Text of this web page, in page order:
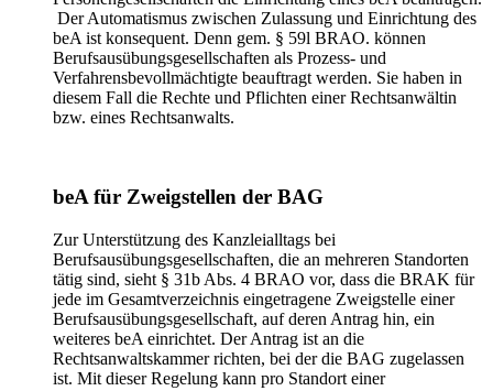
Der Automatismus zwischen Zulassung und Einrichtung des
beA ist konsequent. Denn gem. § 59l BRAO. können
Berufsausübungsgesellschaften als Prozess- und
Verfahrensbevollmächtigte beauftragt werden. Sie haben in
diesem Fall die Rechte und Pflichten einer Rechtsanwältin
bzw. eines Rechtsanwalts.
beA für Zweigstellen der BAG
Zur Unterstützung des Kanzleialltags bei
Berufsausübungsgesellschaften, die an mehreren Standorten
tätig sind, sieht § 31b Abs. 4 BRAO vor, dass die BRAK für
jede im Gesamtverzeichnis eingetragene Zweigstelle einer
Berufsausübungsgesellschaft, auf deren Antrag hin, ein
weiteres beA einrichtet. Der Antrag ist an die
Rechtsanwaltskammer richten, bei der die BAG zugelassen
ist. Mit dieser Regelung kann pro Standort einer